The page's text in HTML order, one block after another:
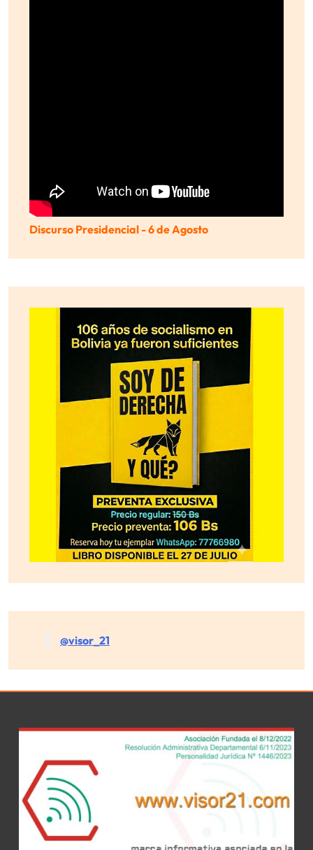
Discurso Presidencial - 6 de Agosto
@visor_21